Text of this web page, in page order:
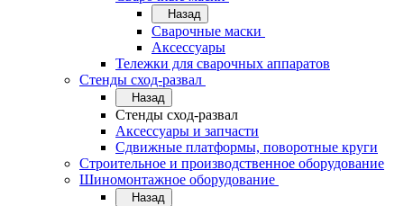
Назад
Сварочные маски
Аксессуары
Тележки для сварочных аппаратов
Стенды сход-развал
Назад
Стенды сход-развал
Аксессуары и запчасти
Сдвижные платформы, поворотные круги
Строительное и производственное оборудование
Шиномонтажное оборудование
Назад